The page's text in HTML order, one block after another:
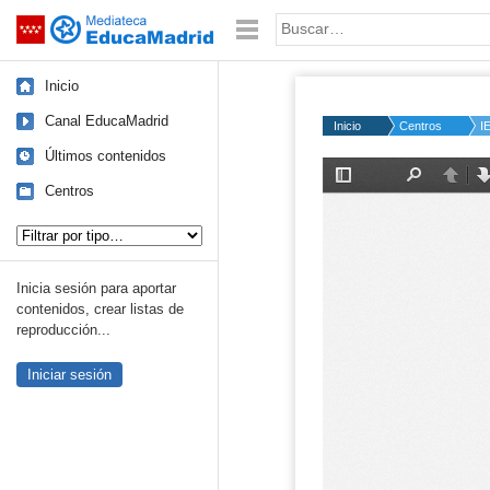
Saltar navegación Palabra o frase:
Inicio
Canal EducaMadrid
Últimos contenidos
Centros
Inicia sesión para aportar
contenidos, crear listas de
reproducción...
Iniciar sesión
Inicio Centros